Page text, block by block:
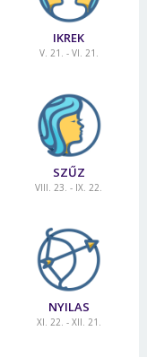
IKREK
V. 21. - VI. 21.
SZŰZ
VIII. 23. - IX. 22.
NYILAS
XI. 22. - XII. 21.